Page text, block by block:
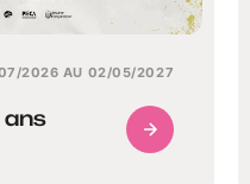
07/2026 AU 02/05/2027